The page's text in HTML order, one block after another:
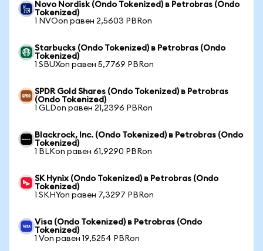
Novo Nordisk (Ondo Tokenized) в Petrobras (Ondo
Tokenized)
1 NVOon равен 2,5603 PBRon
Starbucks (Ondo Tokenized) в Petrobras (Ondo
Tokenized)
1 SBUXon равен 5,7769 PBRon
SPDR Gold Shares (Ondo Tokenized) в Petrobras
(Ondo Tokenized)
1 GLDon равен 21,2396 PBRon
Blackrock, Inc. (Ondo Tokenized) в Petrobras (Ondo
Tokenized)
1 BLKon равен 61,9290 PBRon
SK Hynix (Ondo Tokenized) в Petrobras (Ondo
Tokenized)
1 SKHYon равен 7,3297 PBRon
Visa (Ondo Tokenized) в Petrobras (Ondo
Tokenized)
1 Von равен 19,5254 PBRon